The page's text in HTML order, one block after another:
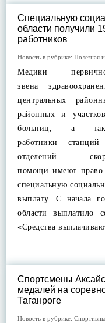
Специальную
области получили
работников
Новость в рубрике: Полезная
Медики
звена
центральных
районных и
больниц, а
работники
отделений
помощи имеют право
специальную
выплату. С начала
области
«Средства
Спортсмены
медалей на
Таганроге
Новость в рубрике: